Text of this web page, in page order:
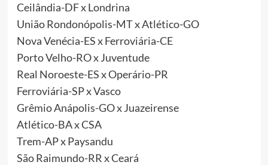
Ceilândia-DF x Londrina
União Rondonópolis-MT x Atlético-GO
Nova Venécia-ES x Ferroviária-CE
Porto Velho-RO x Juventude
Real Noroeste-ES x Operário-PR
Ferroviária-SP x Vasco
Grêmio Anápolis-GO x Juazeirense
Atlético-BA x CSA
Trem-AP x Paysandu
São Raimundo-RR x Ceará